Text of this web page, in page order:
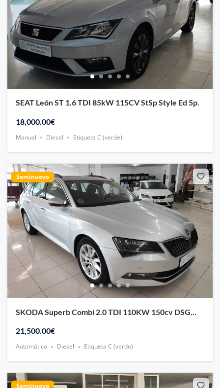
SEAT León ST 1.6 TDI 85kW 115CV StSp Style Ed 5p.
18,000.00€
Manual Diesel Etiqueta C (verde)
Seminuevo
SKODA Superb Combi 2.0 TDI 110KW 150cv DSG
21,500.00€
Automático Diesel Etiqueta C (verde)
Seminuevo